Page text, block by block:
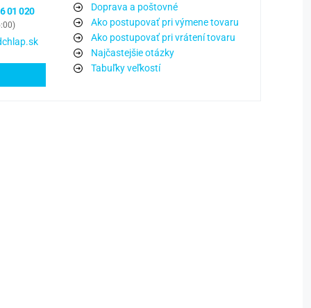
01 020
Doprava a poštovné
Ako postupovať pri výmene tovaru
Ako postupovať pri vrátení tovaru
Najčastejšie otázky
Tabuľky veľkostí